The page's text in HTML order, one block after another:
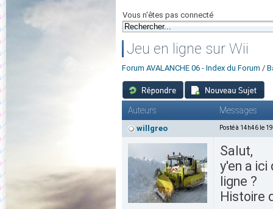
Vous n'êtes pas connecté
Jeu en ligne sur Wii
Forum AVALANCHE 06 - Index du Forum /
Auteurs Messages
willgreo Posté à 14h46 le
Salut,
y'en a
ligne ?
Histoire